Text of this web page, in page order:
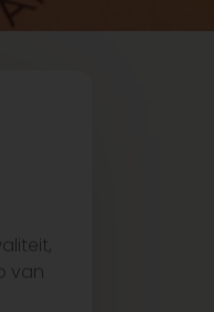
van